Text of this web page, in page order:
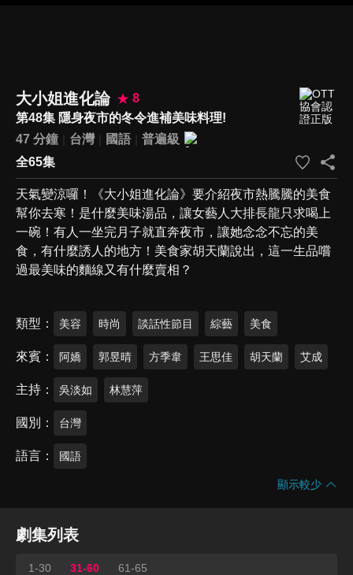
大小姐進化論
8
第48集 隱身夜市的冬令進補美味料理!
47 分鐘
台灣 國語
普遍級
全65集
天氣變涼囉！《大小姐進化論》要介紹夜市熱騰騰的美食
幫你去寒！是什麼美味湯品，讓女藝人大排長龍只求喝上
一碗！有人一坐完月子就直奔夜市，讓她念念不忘的美
食，有什麼誘人的地方！美食家胡天蘭說出，這一生品嚐
過最美味的麵線又有什麼賣相？
類型 美容 時尚 談話性節目 綜藝 美食
來賓 阿嬌 郭昱晴 方季韋 王思佳 胡天蘭 艾成
主持 吳淡如 林慧萍
國別 台灣
語言 國語
顯示較少
劇集列表
1-30 31-60 61-65